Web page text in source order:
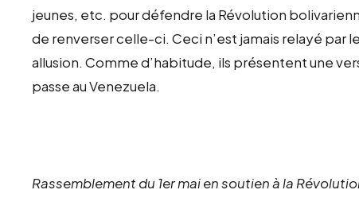
jeunes, etc. pour défendre la Révolution
de renverser celle-ci. Ceci n’est jamais relayé par
allusion. Comme d’habitude, ils présentent une
passe au Venezuela.
Rassemblement du 1er mai en soutien à la